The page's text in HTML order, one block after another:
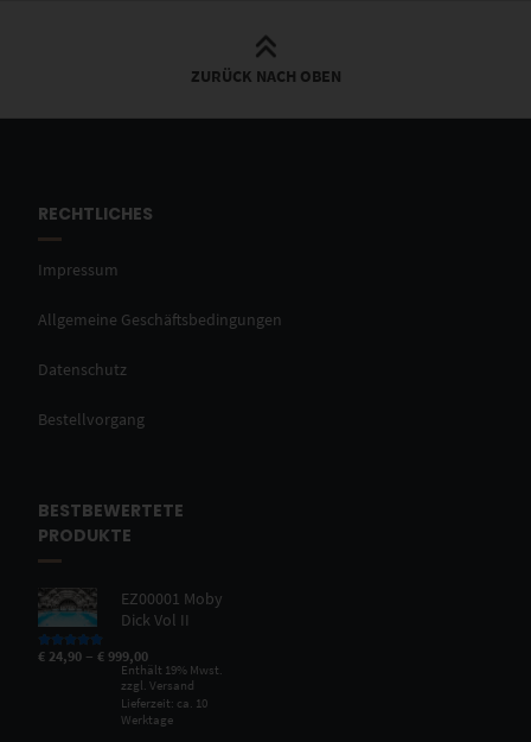
ZURÜCK NACH OBEN
RECHTLICHES
Impressum
Allgemeine Geschäftsbedingungen
Datenschutz
Bestellvorgang
BESTBEWERTETE
PRODUKTE
EZ00001 Moby
Dick Vol II
Bewertet mit
von 5
€ 24,90 –€ 999,00
Enthält 19% Mwst.
zzgl.Versand
Lieferzeit: ca. 10
Werktage